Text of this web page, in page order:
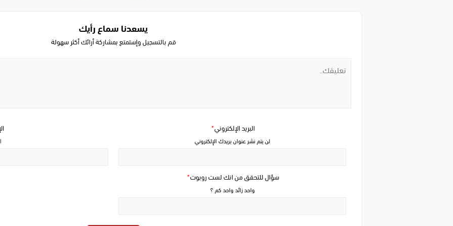
يسعدنا سماع رأيك
قم بالتسجيل وإستمتع بمشاركة أرائك أكثر سهولة
سؤال للتحقق من انك لست روبوت*
واحد زائد واحد كم ؟
البريد الإلكتروني*
لن يتم نشر عنوان بريدك الإلكتروني